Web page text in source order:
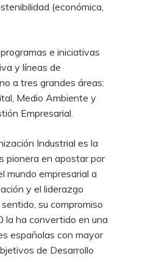
(económica,
e iniciativas
y líneas de
a tres grandes áreas:
Medio Ambiente y
Empresarial.
Industrial es la
pionera en apostar por
mundo empresarial a
y el liderazgo
su compromiso
la ha convertido en una
españolas con mayor
de Desarrollo